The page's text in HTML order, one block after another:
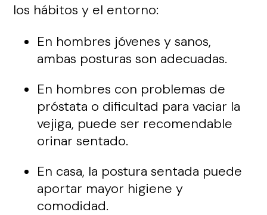
los hábitos y el entorno:
En hombres jóvenes y sanos,
ambas posturas son adecuadas.
En hombres con problemas de
próstata o dificultad para vaciar la
vejiga, puede ser recomendable
orinar sentado.
En casa, la postura sentada puede
aportar mayor higiene y
comodidad.